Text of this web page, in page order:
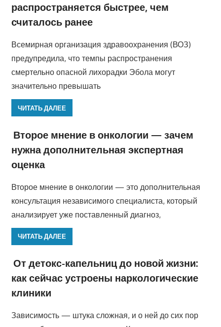
распространяется быстрее, чем
считалось ранее
Всемирная организация здравоохранения (ВОЗ)
предупредила, что темпы распространения
смертельно опасной лихорадки Эбола могут
значительно превышать
ЧИТАТЬ ДАЛЕЕ
Второе мнение в онкологии — зачем
нужна дополнительная экспертная
оценка
Второе мнение в онкологии — это дополнительная
консультация независимого специалиста, который
анализирует уже поставленный диагноз,
ЧИТАТЬ ДАЛЕЕ
От детокс-капельниц до новой жизни:
как сейчас устроены наркологические
клиники
Зависимость — штука сложная, и о ней до сих пор